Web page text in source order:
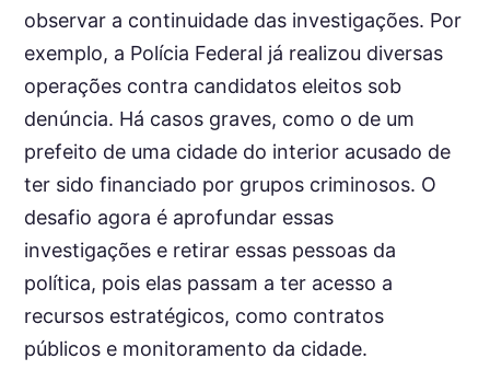
observar a continuidade das investigações. Por
exemplo, a Polícia Federal já realizou diversas
operações contra candidatos eleitos sob
denúncia. Há casos graves, como o de um
prefeito de uma cidade do interior acusado de
ter sido financiado por grupos criminosos. O
desafio agora é aprofundar essas
investigações e retirar essas pessoas da
política, pois elas passam a ter acesso a
recursos estratégicos, como contratos
públicos e monitoramento da cidade.